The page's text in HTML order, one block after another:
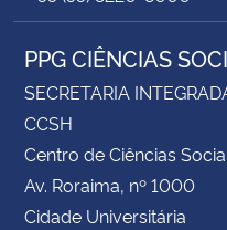
PPG CIÊNCIAS
SECRETARIA
CCSH
Centro de Ciências
Av. Roraima, nº 1000
Cidade Universitária